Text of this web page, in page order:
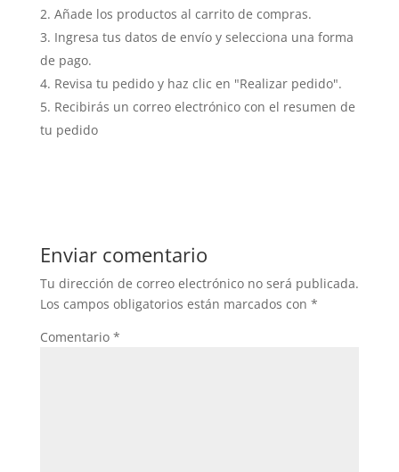
Añade los productos al carrito de compras.
Ingresa tus datos de envío y selecciona una forma
de pago.
Revisa tu pedido y haz clic en "Realizar pedido".
Recibirás un correo electrónico con el resumen de
tu pedido
Enviar comentario
Tu dirección de correo electrónico no será publicada.
Los campos obligatorios están marcados con *
Comentario *